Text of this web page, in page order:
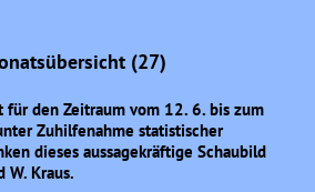
(27)
für den Zeitraum vom 12. 6. bis zum
Zuhilfenahme statistischer
dieses aussagekräftige Schaubild
W. Kraus.